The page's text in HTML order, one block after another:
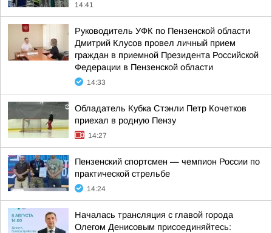
14:41
Руководитель УФК по Пензенской области
Дмитрий Клусов провел личный прием
граждан в приемной Президента Российской
Федерации в Пензенской области
14:33
Обладатель Кубка Стэнли Петр Кочетков
приехал в родную Пензу
14:27
Пензенский спортсмен — чемпион России по
практической стрельбе
14:24
Началась трансляция с главой города
Олегом Денисовым присоединяйтесь: